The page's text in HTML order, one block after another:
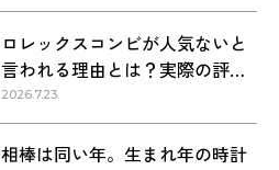
ロレックスコンビが人気ないと
言われる理由とは？実際の評価
を解説
2026.7.23
相棒は同い年。生まれ年の時計